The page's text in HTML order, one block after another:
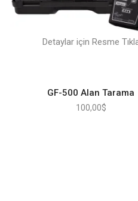
Detaylar için Resme
GF-500 Alan Tarama
100,00$